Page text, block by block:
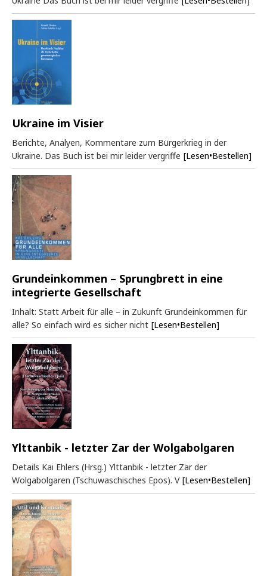
Ukraine im Visier
Berichte, Analyen, Kommentare zum Bürgerkrieg in der
Ukraine. Das Buch ist bei mir leider vergriffe [Lesen•Bestellen]
Grundeinkommen – Sprungbrett in eine
integrierte Gesellschaft
Inhalt: Statt Arbeit für alle – in Zukunft Grundeinkommen für
alle? So einfach wird es sicher nicht [Lesen•Bestellen]
Ylttanbik - letzter Zar der Wolgabolgaren
Details Kai Ehlers (Hrsg.) Ylttanbik - letzter Zar der
Wolgabolgaren (Tschuwaschisches Epos). V [Lesen•Bestellen]